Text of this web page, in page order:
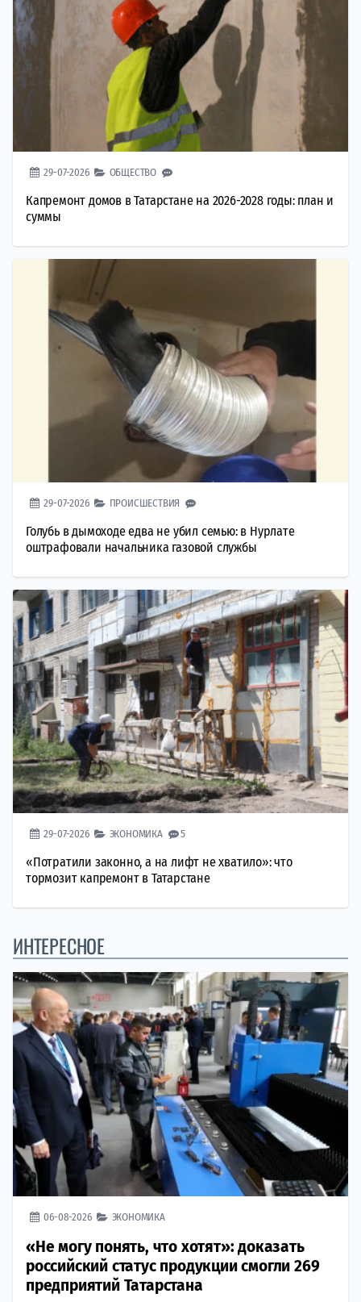
29-07-2026 ОБЩЕСТВО
Капремонт домов в Татарстане на 2026-2028 годы: план и
суммы
29-07-2026 ПРОИСШЕСТВИЯ
Голубь в дымоходе едва не убил семью: в Нурлате
оштрафовали начальника газовой службы
29-07-2026 ЭКОНОМИКА 5
«Потратили законно, а на лифт не хватило»: что
тормозит капремонт в Татарстане
ИНТЕРЕСНОЕ
06-08-2026 ЭКОНОМИКА
«Не могу понять, что хотят»: доказать
российский статус продукции смогли 269
предприятий Татарстана